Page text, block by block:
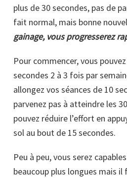
plus de 30 secondes, pas de
fait normal, mais bonne
gainage, vous progresserez
Pour commencer, vous
secondes 2 à 3 fois par
allongez vos séances de 10
parvenez pas à atteindre les
pouvez réduire l’effort en
sol au bout de 15 secondes.
Peu à peu, vous serez
beaucoup plus longues mais